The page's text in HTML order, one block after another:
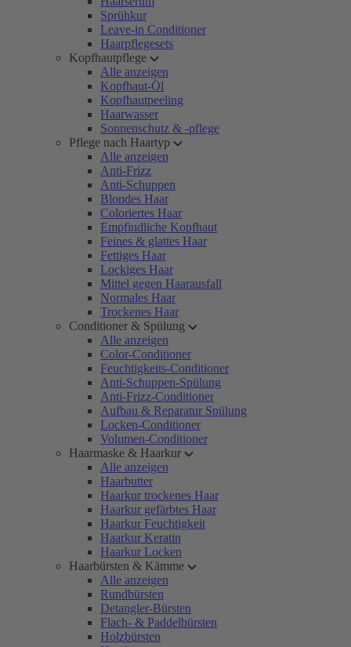
Sprühkur
Leave-in Conditioner
Haarpflegesets
Kopfhautpflege
Alle anzeigen
Kopfhaut-Öl
Kopfhautpeeling
Haarwasser
Sonnenschutz & -pflege
Pflege nach Haartyp
Alle anzeigen
Anti-Frizz
Anti-Schuppen
Blondes Haar
Coloriertes Haar
Empfindliche Kopfhaut
Feines & glattes Haar
Fettiges Haar
Lockiges Haar
Mittel gegen Haarausfall
Normales Haar
Trockenes Haar
Conditioner & Spülung
Alle anzeigen
Color-Conditioner
Feuchtigkeits-Conditioner
Anti-Schuppen-Spülung
Anti-Frizz-Conditioner
Aufbau & Reparatur Spülung
Locken-Conditioner
Volumen-Conditioner
Haarmaske & Haarkur
Alle anzeigen
Haarbutter
Haarkur trockenes Haar
Haarkur gefärbtes Haar
Haarkur Feuchtigkeit
Haarkur Keratin
Haarkur Locken
Haarbürsten & Kämme
Alle anzeigen
Rundbürsten
Detangler-Bürsten
Flach- & Paddelbürsten
Holzbürsten